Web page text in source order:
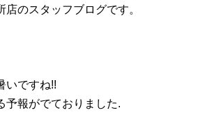
店のスタッフブログです。
いですね!!
予報がでておりました.